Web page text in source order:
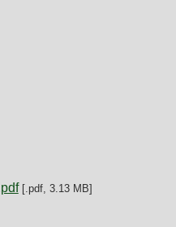
[.pdf, 3.13 MB]